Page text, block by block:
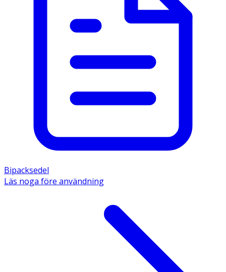
Bipacksedel
Läs noga före användning